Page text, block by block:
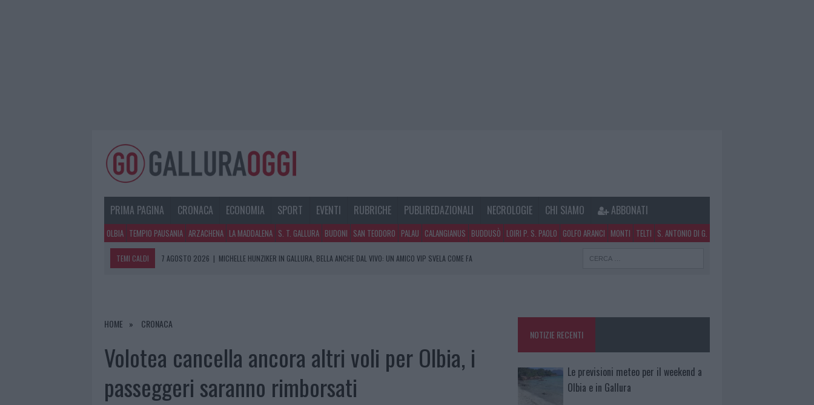
PRIMA PAGINA CRONACA ECONOMIA SPORT EVENTI RUBRICHE PUBLIREDAZIONALI NECROLOGIE CHI SIAMO ABBONATI
OLBIA TEMPIO PAUSANIA ARZACHENA LA MADDALENA S. T. GALLURA BUDONI SAN TEODORO PALAU CALANGIANUS BUDDUSÒ LOIRI P. S. PAOLO GOLFO ARANCI MONTI TELTI S. ANTONIO DI G.
TEMI CALDI 7 AGOSTO 2026 | MICHELLE HUNZIKER IN GALLURA, BELLA ANCHE DAL VIVO: UN AMICO VIP SVELA COME FA
7 AGOSTO 2026
|
HOME CRONACA
Volotea cancella ancora altri voli per Olbia, i
passeggeri saranno rimborsati
NOTIZIE RECENTI
Le previsioni meteo per il weekend a
Olbia e in Gallura